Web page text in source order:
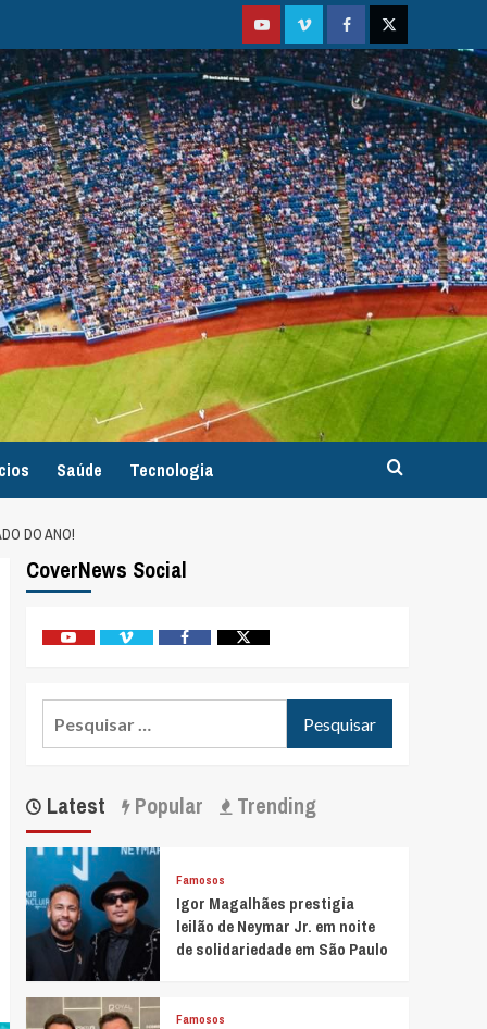
YoutubeVimeoFacebookTwitter
Saúde Tecnologia
DO ANO!
CoverNews Social
YoutubeVimeo FacebookTwitter
Latest Popular Trending
Famosos
Igor Magalhães prestigia
leilão de Neymar Jr. em noite
de solidariedade em São Paulo
Famosos